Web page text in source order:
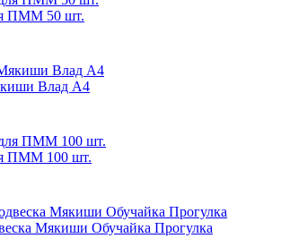
ПММ 50 шт.
Влад А4
ПММ 100 шт.
Мякиши Обучайка Прогулка